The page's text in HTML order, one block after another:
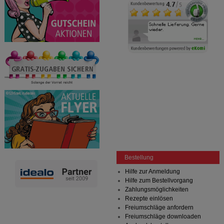
Bestellung
Hilfe zur Anmeldung
Hilfe zum Bestellvorgang
Zahlungsmöglichkeiten
Rezepte einlösen
Freiumschläge anfordern
Freiumschläge downloaden